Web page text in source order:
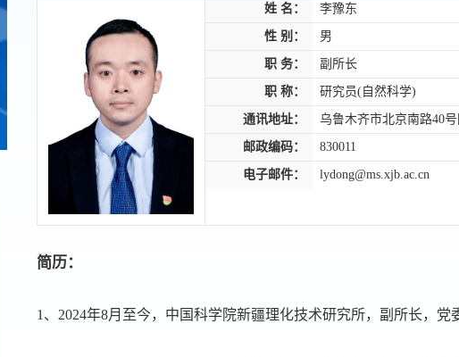
姓 名： 李豫东
性 别： 男
职 务： 副所长
职 称： 研究员(自然科学)
通讯地址： 乌鲁木齐市北京南路40号
邮政编码： 830011
电子邮件： lydong@ms.xjb.ac.cn
简历：
1、2024年8月至今，中国科学院新疆理化技术研究所，副所长，党